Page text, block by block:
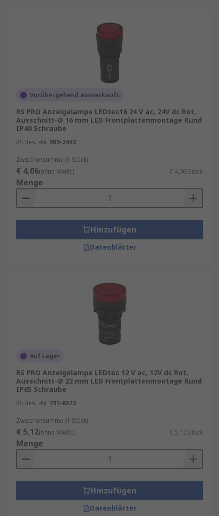
Vorübergehend ausverkauft
RS PRO Anzeigelampe LEDtec16 24 V ac, 24V dc Rot,
Ausschnitt-Ø 16 mm LED Frontplattenmontage Rund
IP40 Schraube
RS Best.-Nr. 909-2443
Zwischensumme (1 Stück)
€ 4,06(ohne MwSt.) € 4,06/Stück
Menge
Hinzufügen
Datenblätter
Auf Lager
RS PRO Anzeigelampe LEDtec 12 V ac, 12V dc Rot,
Ausschnitt-Ø 22 mm LED Frontplattenmontage Rund
IP65 Schraube
RS Best.-Nr. 791-8573
Zwischensumme (1 Stück)
€ 5,12(ohne MwSt.) € 5,12/Stück
Menge
Hinzufügen
Datenblätter